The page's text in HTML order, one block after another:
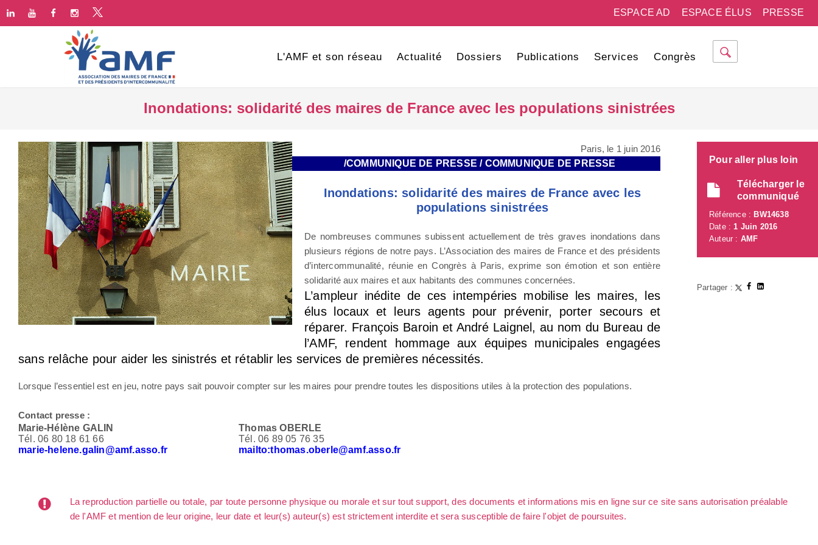
PRESSE
ESPACE ÉLUS
ESPACE AD
L'AMF et son réseau Actualité Dossiers Publications Services Congrès
Inondations: solidarité des maires de France avec les populations sinistrées
Paris, le 1 juin 2016
/COMMUNIQUE DE PRESSE / COMMUNIQUE DE PRESSE
Inondations: solidarité des maires de France avec les
populations sinistrées
De nombreuses communes subissent actuellement de très graves inondations dans
plusieurs régions de notre pays. L’Association des maires de France et des présidents
d’intercommunalité, réunie en Congrès à Paris, exprime son émotion et son entière
solidarité aux maires et aux habitants des communes concernées.
L’ampleur inédite de ces intempéries mobilise les maires, les
élus locaux et leurs agents pour prévenir, porter secours et
réparer. François Baroin et André Laignel, au nom du Bureau de
l’AMF, rendent hommage aux équipes municipales engagées
sans relâche pour aider les sinistrés et rétablir les services de premières nécessités.
Lorsque l’essentiel est en jeu, notre pays sait pouvoir compter sur les maires pour prendre toutes les dispositions utiles à la protection des populations.
Contact presse :
Marie-Hélène GALIN
Tél. 06 80 18 61 66
marie-helene.galin@amf.asso.fr
Thomas OBERLE
Tél. 06 89 05 76 35
mailto:thomas.oberle@amf.asso.fr
Pour aller plus loin
Télécharger le
communiqué
Référence : BW14638
Date :1 Juin 2016
Auteur : AMF
Partager :
La reproduction partielle ou totale, par toute personne physique ou morale et sur tout support, des documents et informations mis en ligne sur ce site sans autorisation préalable
de l'AMF et mention de leur origine, leur date et leur(s) auteur(s) est strictement interdite et sera susceptible de faire l'objet de poursuites.